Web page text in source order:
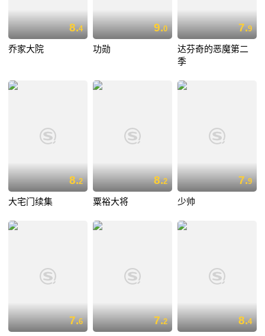
8.4
乔家大院
9.0
功勋
7.9
达芬奇的恶魔第二
季
8.2
大宅门续集
8.2
粟裕大将
7.9
少帅
7.6 7.2 8.4